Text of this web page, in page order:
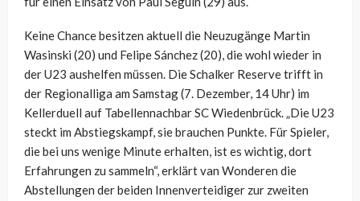
Keine Chance besitzen aktuell die Neuzugänge Martin
Wasinski (20) und Felipe Sánchez (20), die wohl wieder in
der U23 aushelfen müssen. Die Schalker Reserve trifft in
der Regionalliga am Samstag (7. Dezember, 14 Uhr) im
Kellerduell auf Tabellennachbar SC Wiedenbrück. „Die U23
steckt im Abstiegskampf, sie brauchen Punkte. Für Spieler,
die bei uns wenige Minute erhalten, ist es wichtig, dort
Erfahrungen zu sammeln“, erklärt van Wonderen die
Abstellungen der beiden Innenverteidiger zur zweiten